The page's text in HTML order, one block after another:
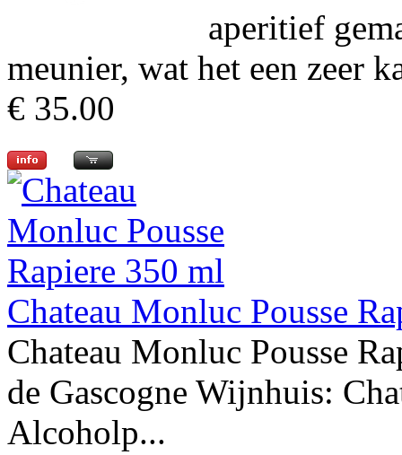
aperitief
meunier, wat het een zeer
€ 35.00
Chateau Monluc Pousse
Chateau Monluc Pousse
de Gascogne Wijnhuis:
Alcoholp...